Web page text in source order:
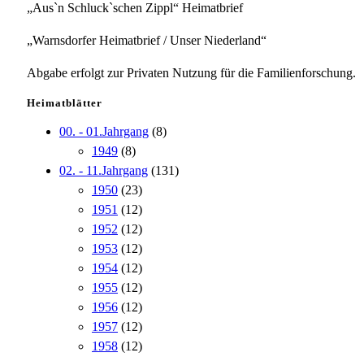
„Aus`n Schluck`schen Zippl“ Heimatbrief
„Warnsdorfer Heimatbrief / Unser Niederland“
Abgabe erfolgt zur Privaten Nutzung für die Familienforschung.
Heimatblätter
00. - 01.Jahrgang (8)
1949 (8)
02. - 11.Jahrgang (131)
1950 (23)
1951 (12)
1952 (12)
1953 (12)
1954 (12)
1955 (12)
1956 (12)
1957 (12)
1958 (12)